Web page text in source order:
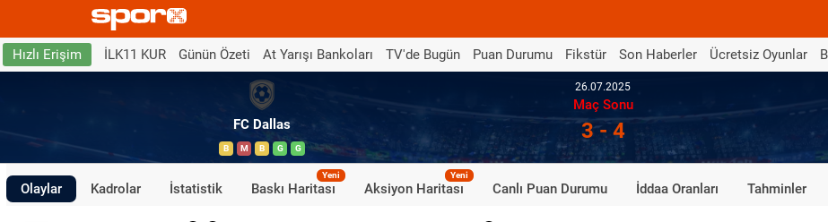
Hızlı Erişim İLK11 KUR Günün Özeti At Yarışı Bankoları TV'de Bugün Puan Durumu Fikstür Son Haberler Ücretsiz Oyunlar
FC Dallas
B M B G G
26.07.2025
Maç Sonu
3 - 4
Olaylar Kadrolar İstatistik Baskı Haritası
Yeni
Aksiyon Haritası
Yeni
Canlı Puan Durumu İddaa Oranları Tahminler